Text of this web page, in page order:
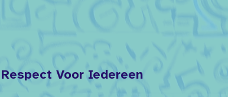
Respect Voor Iedereen